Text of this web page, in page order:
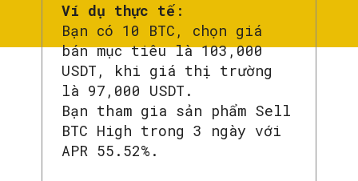
Ví dụ thực tế :
Bạn có 10 BTC, chọn giá
bán mục tiêu là 103,000
USDT, khi giá thị trường
là 97,000 USDT.
Bạn tham gia sản phẩm Sell
BTC High trong 3 ngày với
APR 55.52%.